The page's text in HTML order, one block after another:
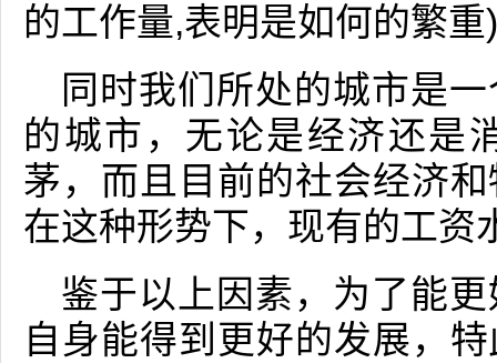
的工作量,表明是如何的繁重
同时我们所处的城市是
的城市，无论是经济还是
茅，而且目前的社会经济
在这种形势下，现有的工资
鉴于以上因素，为了能
自身能得到更好的发展，